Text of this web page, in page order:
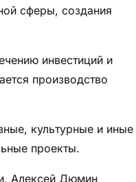
сферы, создания
инвестиций и
производство
культурные и иные
проекты.
Алексей Дюмин